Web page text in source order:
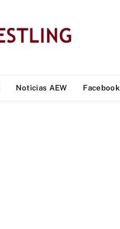
Noticias AEW Facebook